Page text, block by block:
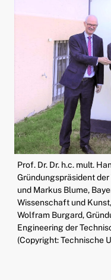
Menü aufklappen
Menü aufklappen
Menü aufklappen
Menü aufklappen
Menü aufklappen
Menü aufklappen
Prof. Dr. Dr. h.c. mult.
Gründungspräsident
und Markus Blume,
Wissenschaft und
Wolfram Burgard,
Engineering der
(Copyright: Technische